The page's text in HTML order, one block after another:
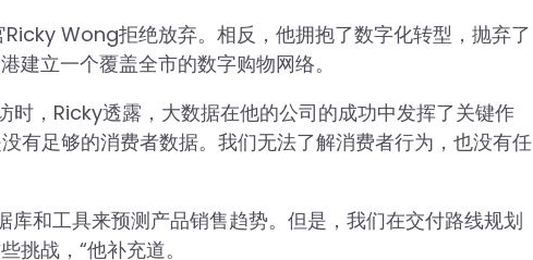
Wong拒绝放弃。相反，他拥抱了数字化转型，抛弃了
建立一个覆盖全市的数字购物网络。
，Ricky透露，大数据在他的公司的成功中发挥了关键作
有足够的消费者数据。我们无法了解消费者行为，也没有任
和工具来预测产品销售趋势。但是，我们在交付路线规划
战，“他补充道。